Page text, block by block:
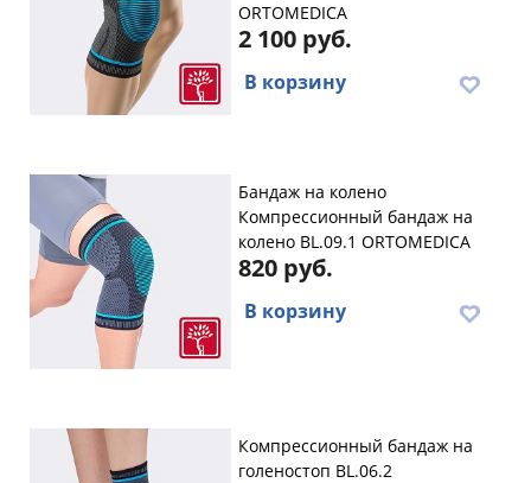
ORTOMEDICA
2 100 руб.
В корзину
Бандаж на колено
Компрессионный бандаж на
колено BL.09.1 ORTOMEDICA
820 руб.
В корзину
Компрессионный бандаж на
голеностоп BL.06.2